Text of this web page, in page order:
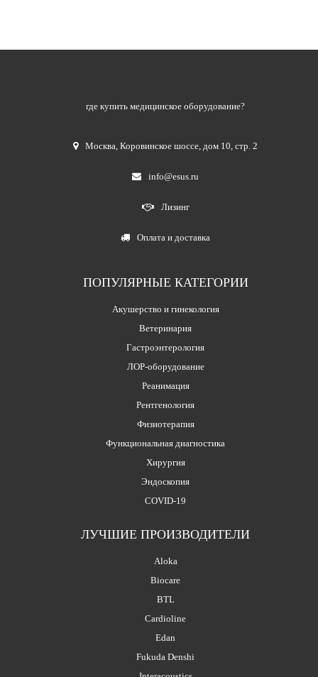
где купить медицинское оборудование?
Москва,Коровинское шоссе, дом 10, стр. 2
info@esus.ru
Лизинг
Оплата и доставка
ПОПУЛЯРНЫЕ КАТЕГОРИИ
Акушерство и гинекология
Ветеринария
Гастроэнтерология
ЛОР-оборудование
Реанимация
Рентгенология
Физиотерапия
Функциональная диагностика
Хирургия
Эндоскопия
COVID-19
ЛУЧШИЕ ПРОИЗВОДИТЕЛИ
Aloka
Biocare
BTL
Cardioline
Edan
Fukuda Denshi